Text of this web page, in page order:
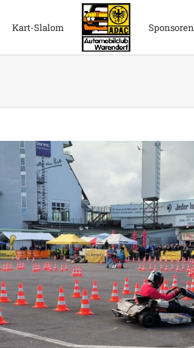
Kart-Slalom Sponsoren